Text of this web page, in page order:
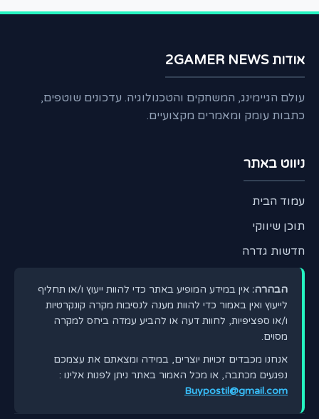
אודות 2GAMER NEWS
עולם הגיימינג, המשחקים והטכנולוגיה. עדכונים שוטפים,
כתבות עומק ומאמרים מקצועיים.
ניווט באתר
עמוד הבית
תוכן שיווקי
חדשות גדרה
הבהרה: אין במידע המופיע באתר כדי להוות ייעוץ ו/או תחליף
לייעוץ ואין באמור כדי להוות מענה לנסיבות מקרה קונקרטיות
ו/או ספציפיות, לחוות דעה או להביע עמדה ביחס למקרה
מסוים.
אנחנו מכבדים זכויות יוצרים, במידה ומצאתם את עצמכם
נפגעים מכתבה, או מכל האמור באתר ניתן לפנות אלינו :
Buypostil@gmail.com